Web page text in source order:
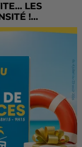
LES
!...